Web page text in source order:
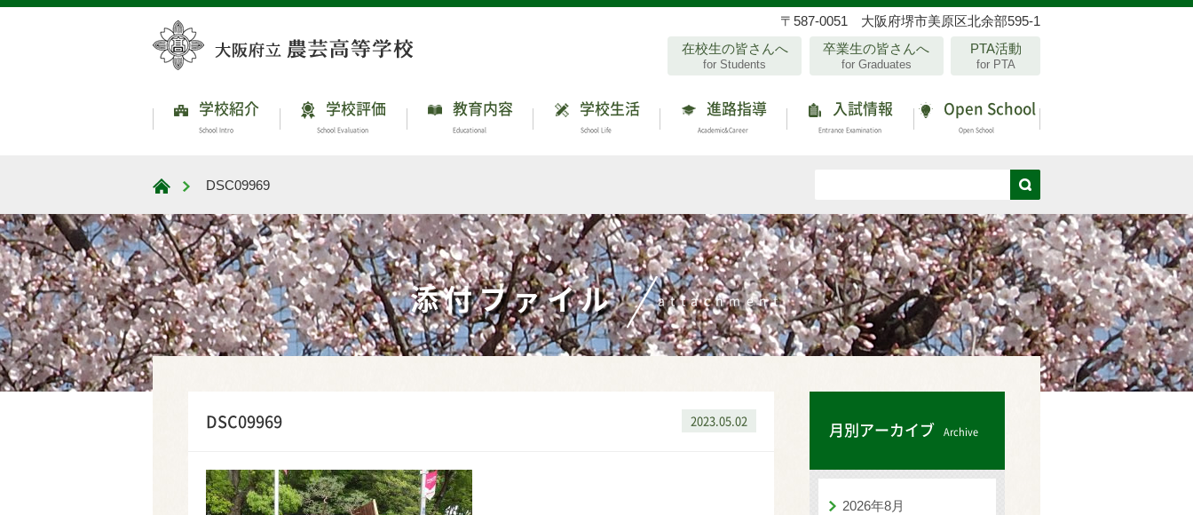
〒587-0051 大阪府堺市美原区北余部595-1
在校生の皆さんへ
for Students
卒業生の皆さんへ
for Graduates
PTA活動
for PTA
学校紹介
School Intro
学校評価
School Evaluation
教育内容
Educational
学校生活
School Life
進路指導
Academic&Career
入試情報
Entrance Examination
Open School
Open School
大阪府立農芸高等学校
DSC09969
添付ファイル attachment
2023.05.02
DSC09969 月別アーカイブ Archive
2026年8月